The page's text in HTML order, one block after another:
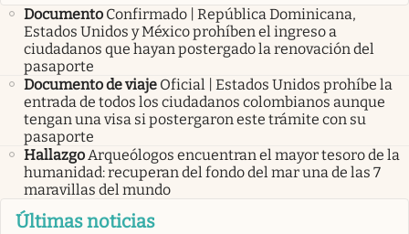
Documento Confirmado | República Dominicana,
Estados Unidos y México prohíben el ingreso a
ciudadanos que hayan postergado la renovación del
pasaporte
Documento de viaje Oficial | Estados Unidos prohíbe la
entrada de todos los ciudadanos colombianos aunque
tengan una visa si postergaron este trámite con su
pasaporte
HallazgoArqueólogos encuentran el mayor tesoro de la
humanidad: recuperan del fondo del mar una de las 7
maravillas del mundo
Últimas noticias